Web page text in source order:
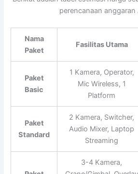
perencanaan anggaran
Nama
Paket
Fasilitas Utama
Paket
Basic
1 Kamera, Operator,
Mic Wireless, 1
Platform
Paket
Standard
2 Kamera, Switcher,
Audio Mixer, Laptop
Streaming
3-4 Kamera,